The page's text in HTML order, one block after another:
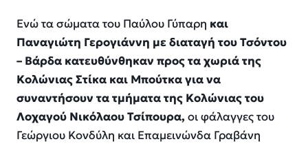
Ενώ τα σώματα του Παύλου Γύπαρη και
Παναγιώτη Γερογιάννη με διαταγή του Τσόντου
– Βάρδα κατευθύνθηκαν προς τα χωριά της
Κολώνιας Στίκα και Μπούτκα για να
συναντήσουν τα τμήματα της Κολώνιας του
Λοχαγού Νικόλαου Τσίπουρα, οι φάλαγγες του
Γεώργιου Κονδύλη και Επαμεινώνδα Γραβάνη